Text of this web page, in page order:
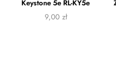
Keystone 5e RL-KY5e
9,00 zł